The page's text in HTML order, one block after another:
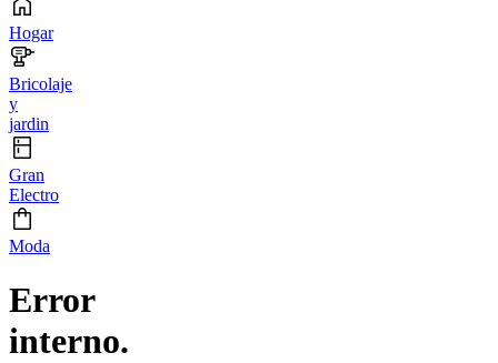
Hogar
Bricolaje
y
jardin
Gran
Electro
Moda
Error
interno.